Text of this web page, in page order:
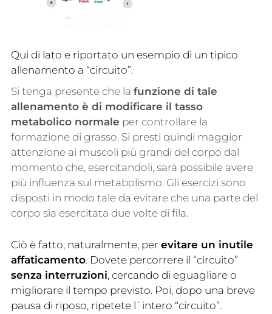
Qui di lato e riportato un esempio di un tipico
allenamento a “circuito”.
Si tenga presente che la funzione di tale
allenamento è di modificare il tasso
metabolico normale per controllare la
formazione di grasso. Si presti quindi maggior
attenzione ai muscoli più grandi del corpo dal
momento che, esercitandoli, sarà possibile avere
più influenza sul metabolismo. Gli esercizi sono
disposti in modo tale da evitare che una parte del
corpo sia esercitata due volte di fila.
Ciò è fatto, naturalmente, per evitare un inutile
affaticamento. Dovete percorrere il “circuito”
senza interruzioni, cercando di eguagliare o
migliorare il tempo previsto. Poi, dopo una breve
pausa di riposo, ripetete l`intero “circuito”.